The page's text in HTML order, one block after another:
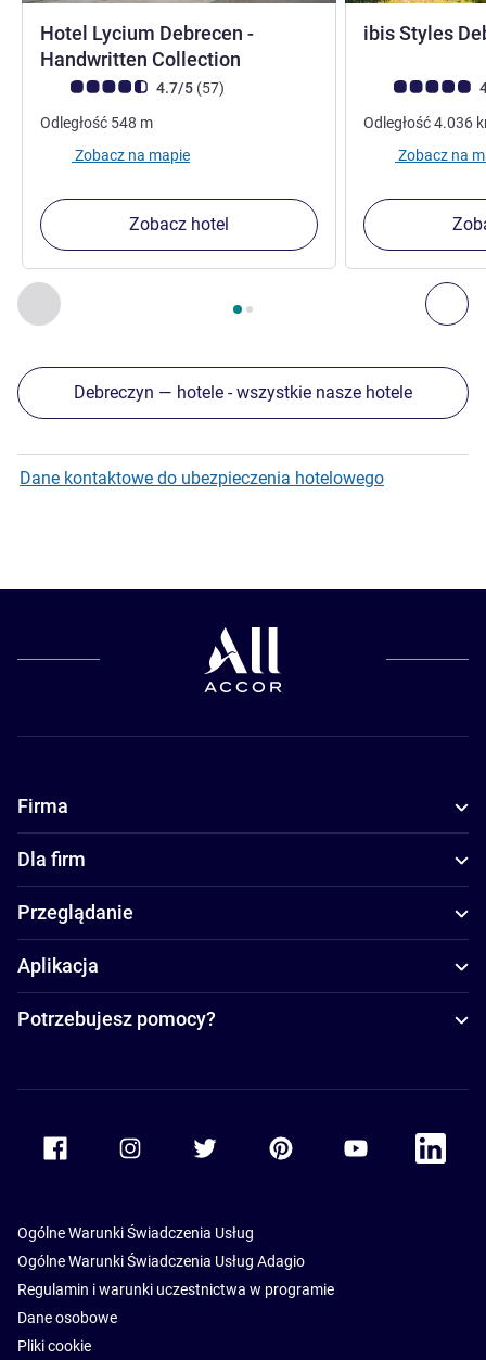
Poprzedni - Inne nasze placówki w pobliżu
Strona , Inne nasze placówki w pobliżu 1 :, Inne nasze
Hotel Lycium Debrecen -
Handwritten Collection
Ocena klientów (Ocena ALL)
4.7/5 (57Liczba opinii
)
Odległość 548 m
Zobacz na mapie
Zobacz hotel
ibis Styles
Ocena klientów
Odległość4.036
Zobacz na
Debreczyn — hotele - wszystkie nasze hotele
Dane kontaktowe do ubezpieczenia hotelowego
Firma
Dla firm
Przeglądanie
Aplikacja
Potrzebujesz pomocy?
Accor Youtube
Accor
Ogólne Warunki Świadczenia Usług
Ogólne Warunki Świadczenia Usług Adagio
Regulamin i warunki uczestnictwa w programie
Dane osobowe
Pliki cookie